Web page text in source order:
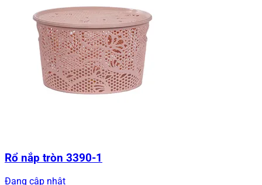
Rổ nắp tròn 3390-1
Đang cập nhật